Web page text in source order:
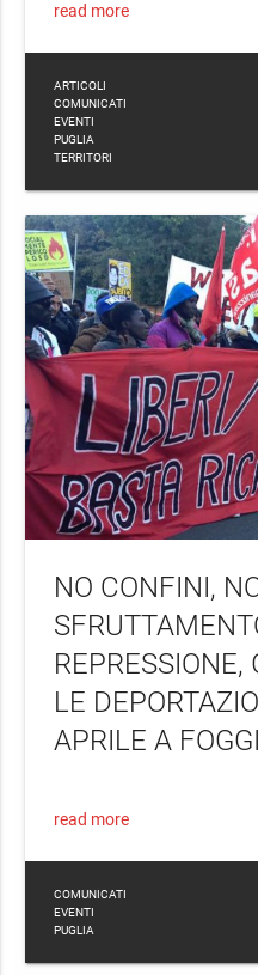
read more
ARTICOLI
COMUNICATI
EVENTI
PUGLIA
TERRITORI
NO CONFINI,
REPRESSIONE,
LE
APRILE A
read more
COMUNICATI
EVENTI
PUGLIA